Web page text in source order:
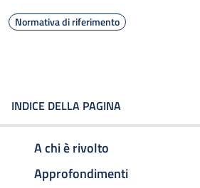
Normativa di riferimento
INDICE DELLA PAGINA
A chi è rivolto
Approfondimenti